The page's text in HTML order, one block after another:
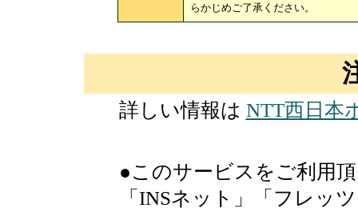
らかじめご了承ください。
詳しい情報は NTT西日本
●このサービスをご利用
「INSネット」「フレッ